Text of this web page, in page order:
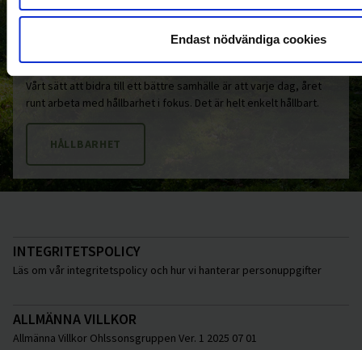
Endast nödvändiga cookies
handlar om allt från det lokala idrottslaget som sätter barn
och unga i centrum, till laget som cyklar land och rike runt för
Vårt sätt att bidra till ett bättre samhälle är att varje dag, året
runt arbeta med hållbarhet i fokus. Det är helt enkelt hållbart.
HÅLLBARHET
INTEGRITETSPOLICY
Läs om vår integritetspolicy och hur vi hanterar personuppgifter
ALLMÄNNA VILLKOR
Allmänna Villkor Ohlssonsgruppen Ver. 1 2025 07 01